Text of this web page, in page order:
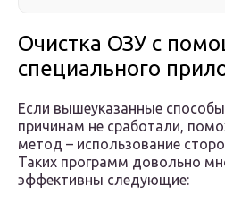
Очистка ОЗУ с
специального
Если вышеуказанные
причинам не сработали,
метод – использование
Таких программ довольно
эффективны следующие: